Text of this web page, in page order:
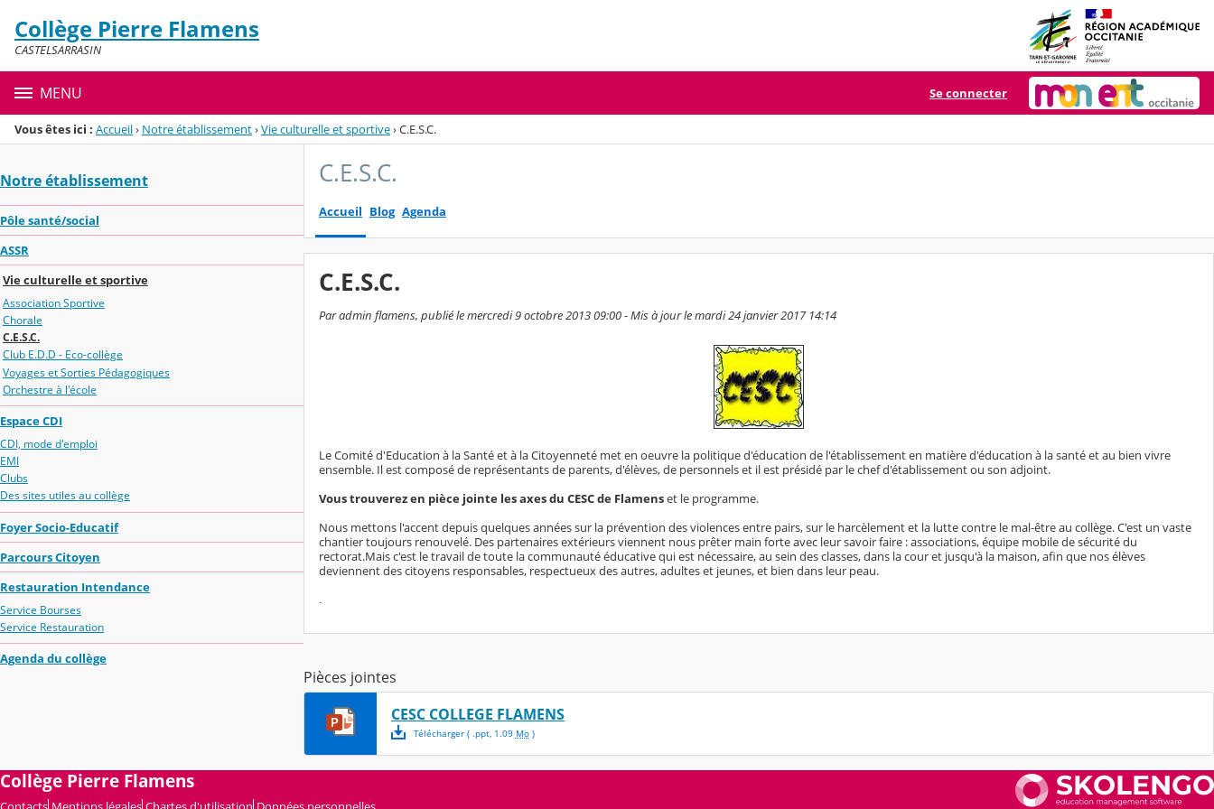
Menu de la rubrique
Contenu
Collège Pierre Flamens
CASTELSARRASIN
MENU Se connecter
Vous êtes ici : Accueil› Notre établissement›Vie culturelle et sportive›C.E.S.C.
Notre établissement
Pôle santé/social
ASSR
Vie culturelle et sportive
Association Sportive
Chorale
C.E.S.C.
Club E.D.D - Eco-collège
Voyages et Sorties Pédagogiques
Orchestre à l'école
Espace CDI
CDI, mode d'emploi
EMI
Clubs
Des sites utiles au collège
Foyer Socio-Educatif
Parcours Citoyen
Restauration Intendance
Service Bourses
Service Restauration
Agenda du collège
C.E.S.C.
Accueil Blog Agenda
C.E.S.C.
Par admin flamens, publié le mercredi 9 octobre 2013 09:00 - Mis à jour le mardi 24 janvier 2017 14:14
Le Comité d'Education à la Santé et à la Citoyenneté met en oeuvre la politique d'éducation de l'établissement en matière d'éducation à la santé et au bien vivre
ensemble. Il est composé de représentants de parents, d'élèves, de personnels et il est présidé par le chef d'établissement ou son adjoint.
Vous trouverez en pièce jointe les axes du CESC de Flamenset le programme.
Nous mettons l'accent depuis quelques années sur la prévention des violences entre pairs, sur le harcèlement et la lutte contre le mal-être au collège. C'est un vaste
chantier toujours renouvelé. Des partenaires extérieurs viennent nous prêter main forte avec leur savoir faire : associations, équipe mobile de sécurité du
rectorat.Mais c'est le travail de toute la communauté éducative qui est nécessaire, au sein des classes, dans la cour et jusqu'à la maison, afin que nos élèves
deviennent des citoyens responsables, respectueux des autres, adultes et jeunes, et bien dans leur peau.
Pièces jointes
CESC COLLEGE FLAMENS
Télécharger( .ppt, 1.09 Mo)
Collège Pierre Flamens